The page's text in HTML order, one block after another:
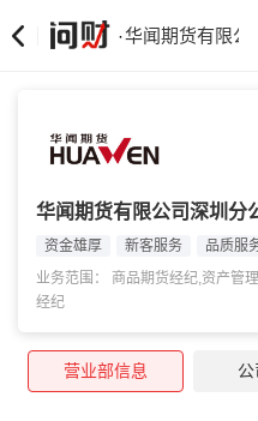
·华闻期货有限公
华闻期货有限公司深圳分
资金雄厚 新客服务
品质服
业务范围： 商品期货经纪,资产管理业务资格,投资咨询业务资格,金融期货
经纪
营业部信息